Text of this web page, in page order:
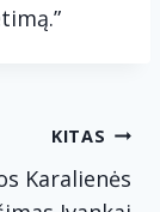
KITAS
Karalienės